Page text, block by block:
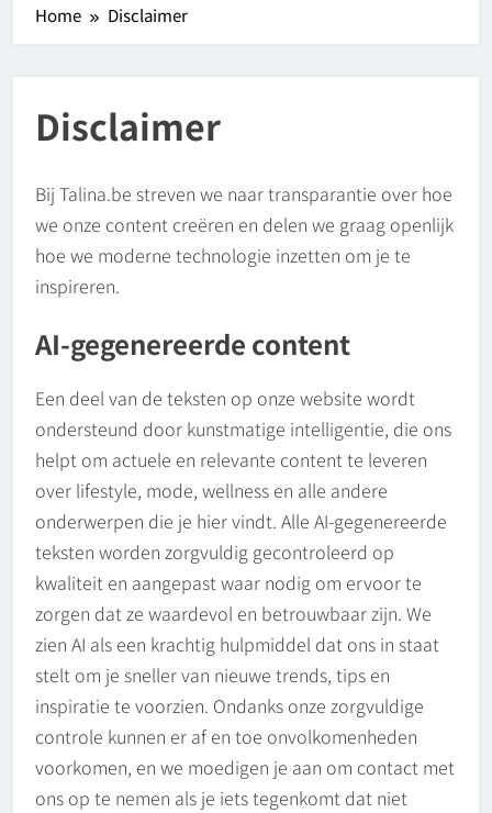
Home Disclaimer
Disclaimer
Bij Talina.be streven we naar transparantie over hoe
we onze content creëren en delen we graag openlijk
hoe we moderne technologie inzetten om je te
inspireren.
AI-gegenereerde content
Een deel van de teksten op onze website wordt
ondersteund door kunstmatige intelligentie, die ons
helpt om actuele en relevante content te leveren
over lifestyle, mode, wellness en alle andere
onderwerpen die je hier vindt. Alle AI-gegenereerde
teksten worden zorgvuldig gecontroleerd op
kwaliteit en aangepast waar nodig om ervoor te
zorgen dat ze waardevol en betrouwbaar zijn. We
zien AI als een krachtig hulpmiddel dat ons in staat
stelt om je sneller van nieuwe trends, tips en
inspiratie te voorzien. Ondanks onze zorgvuldige
controle kunnen er af en toe onvolkomenheden
voorkomen, en we moedigen je aan om contact met
ons op te nemen als je iets tegenkomt dat niet